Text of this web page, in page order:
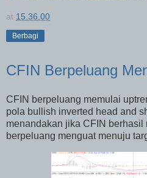
at 15.36.00
Berbagi
CFIN Berpeluang
CFIN berpeluang memulai
pola bullish inverted head and
menandakan jika CFIN berhasil
berpeluang menguat menuju